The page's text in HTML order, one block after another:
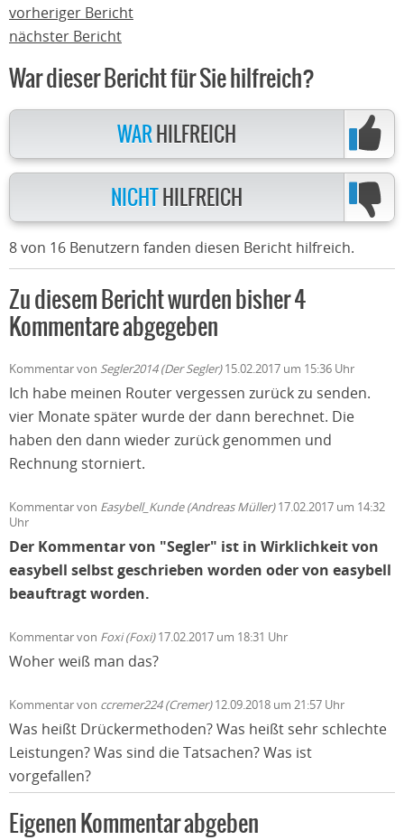
vorheriger Bericht
nächster Bericht
War dieser Bericht für Sie hilfreich?
WAR HILFREICH
NICHT HILFREICH
8 von 16 Benutzern fanden diesen Bericht hilfreich.
Zu diesem Bericht wurden bisher 4
Kommentare abgegeben
Kommentar von Segler2014 (Der Segler)15.02.2017 um 15:36 Uhr
Ich habe meinen Router vergessen zurück zu senden.
vier Monate später wurde der dann berechnet. Die
haben den dann wieder zurück genommen und
Rechnung storniert.
Kommentar von Easybell_Kunde (Andreas Müller)17.02.2017 um 14:32
Uhr
Der Kommentar von "Segler" ist in Wirklichkeit von
easybell selbst geschrieben worden oder von easybell
beauftragt worden.
Kommentar von Foxi (Foxi)17.02.2017 um 18:31 Uhr
Woher weiß man das?
Kommentar von ccremer224 (Cremer)12.09.2018 um 21:57 Uhr
Was heißt Drückermethoden? Was heißt sehr schlechte
Leistungen? Was sind die Tatsachen? Was ist
vorgefallen?
Eigenen Kommentar abgeben